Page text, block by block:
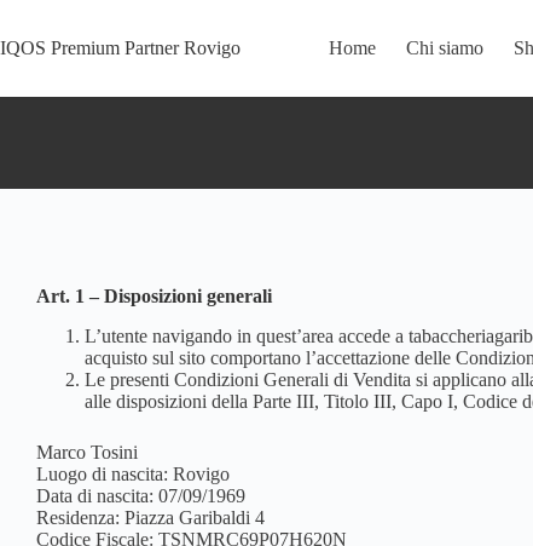
IQOS Premium Partner Rovigo Home Chi siamo
Art. 1 – Disposizioni generali
L’utente navigando in quest’area accede a
acquisto sul sito comportano l’accettazione delle
Le presenti Condizioni Generali di Vendita si applicano
alle disposizioni della Parte III, Titolo III, Capo I, Codice
Marco Tosini
Luogo di nascita: Rovigo
Data di nascita: 07/09/1969
Residenza: Piazza Garibaldi 4
Codice Fiscale: TSNMRC69P07H620N